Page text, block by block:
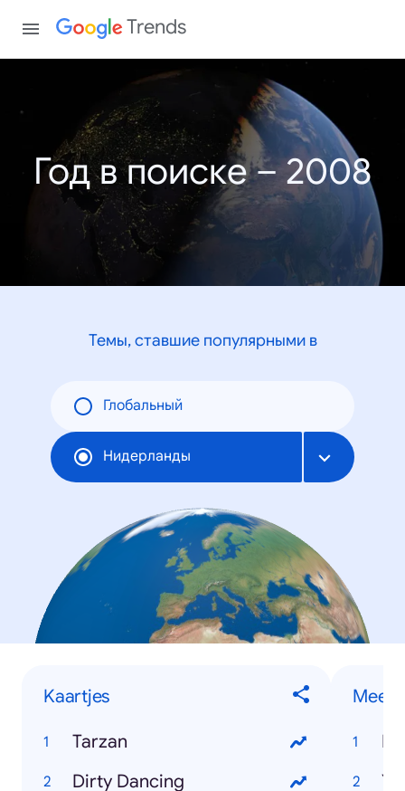
Trends
Год в поиске – 2008
Темы, ставшие популярными в
Глобальный
Нидерланды
Kaartjes
Tarzan
Dirty Dancing